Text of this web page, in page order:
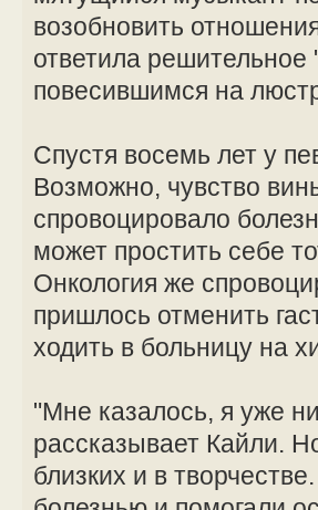
возобновить
ответила
повесившимся на
Спустя восемь лет у
Возможно, чувство
спровоцировало
может простить себе
Онкология же
пришлось отменить
ходить в больницу на
"Мне казалось, я уже
рассказывает Кайли.
близких и в